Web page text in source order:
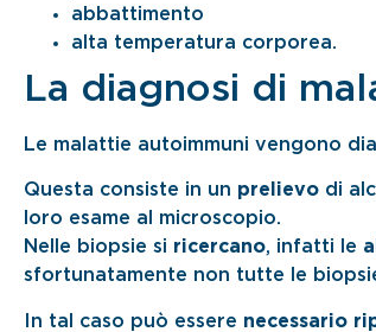
abbattimento
alta temperatura corporea.
La diagnosi di
Le malattie autoimmuni vengono
Questa consiste in un prelievo di
loro esame al microscopio.
Nelle biopsie si ricercano, infatti le
sfortunatamente non tutte le
In tal caso può essere necessario